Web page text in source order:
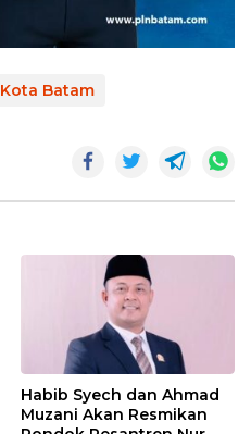
Kota Batam
Habib Syech dan Ahmad
Muzani Akan Resmikan